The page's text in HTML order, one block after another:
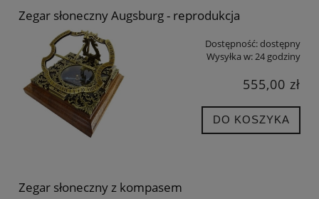
Zegar słoneczny Augsburg - reprodukcja
Dostępność:dostępny
Wysyłka w:24 godziny
555,00 zł
DO KOSZYKA
Zegar słoneczny z kompasem